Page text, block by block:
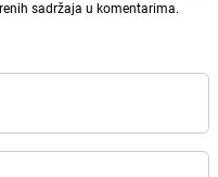
sadržaja u komentarima.